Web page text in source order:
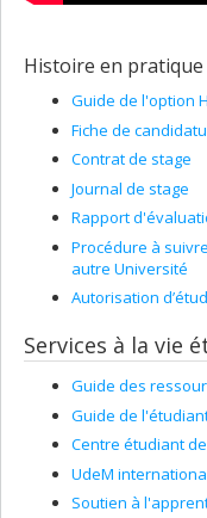
Histoire en pratique
Guide de l'option
Fiche de
Contrat de stage
Journal de stage
Rapport
Procédure à
autre Université
Autorisation
Services à la vie
Guide des
Guide de
Centre étudiant
UdeM
Soutien à